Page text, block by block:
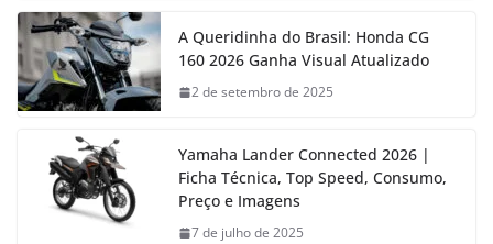
A Queridinha do Brasil: Honda CG
160 2026 Ganha Visual Atualizado
2 de setembro de 2025
Yamaha Lander Connected 2026 |
Ficha Técnica, Top Speed, Consumo,
Preço e Imagens
7 de julho de 2025